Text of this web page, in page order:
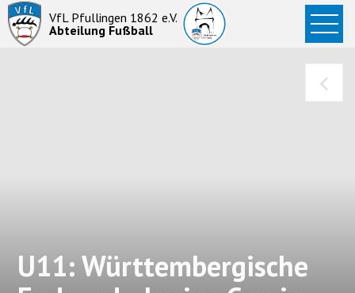
VfL Pfullingen 1862 e.V.
Abteilung Fußball
Startseite
News
U11: Württembergische